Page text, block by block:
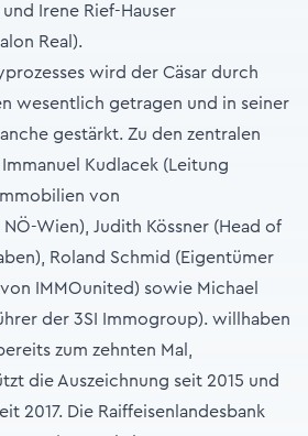
Irene Rief-Hauser
Real).
wird der Cäsar durch
wesentlich getragen und in seiner
gestärkt. Zu den zentralen
Kudlacek (Leitung
von
NÖ-Wien), Judith Kössner (Head of
Roland Schmid (Eigentümer
IMMOunited) sowie Michael
der 3SI Immogroup). willhaben
zum zehnten Mal,
die Auszeichnung seit 2015 und
2017. Die Raiffeisenlandesbank